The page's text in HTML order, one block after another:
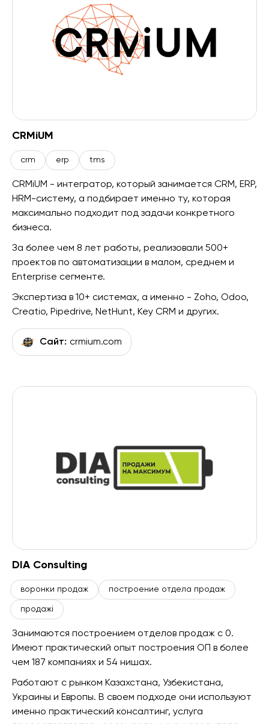
CRMiUM
crm erp tms
CRMiUM - интегратор, который занимается CRM, ERP,
HRM-систему, а подбирает именно ту, которая
максимально подходит под задачи конкретного
бизнеса.
За более чем 8 лет работы, реализовали 500+
проектов по автоматизации в малом, среднем и
Enterprise сегменте.
Экспертиза в 10+ системах, а именно - Zoho, Odoo,
Creatio, Pipedrive, NetHunt, Key CRM и других.
Сайт: crmium.com
DIA Consulting
воронки продаж построение отдела продаж
продажі
Занимаются построением отделов продаж с 0.
Имеют практический опыт построения ОП в более
чем 187 компаниях и 54 нишах.
Работают с рынком Казахстана, Узбекистана,
Украины и Европы. В своем подходе они используют
именно практический консалтинг, услуга